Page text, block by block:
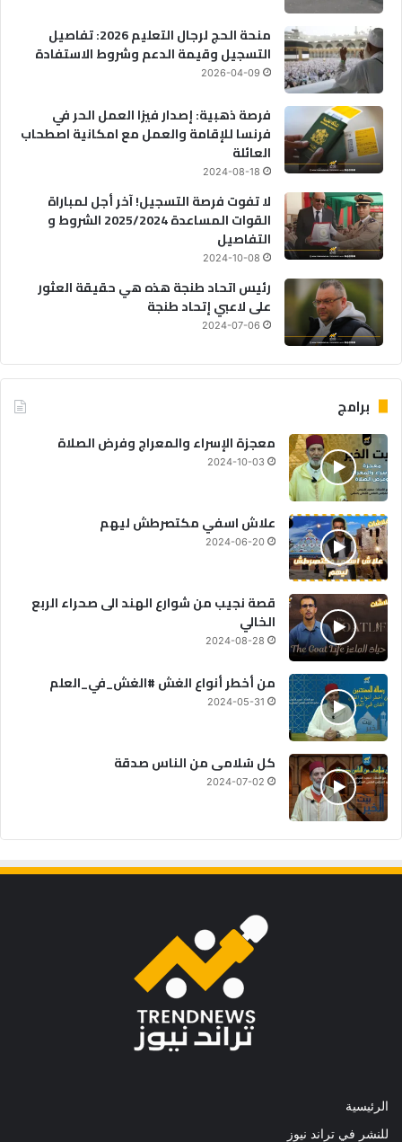
منحة الحج لرجال التعليم 2026: تفاصيل
التسجيل وقيمة الدعم وشروط الاستفادة
2026-04-09
فرصة ذهبية: إصدار فيزا العمل الحر في
فرنسا للإقامة والعمل مع امكانية اصطحاب
العائلة
2024-08-18
لا تفوت فرصة التسجيل! آخر أجل لمباراة
القوات المساعدة 2025/2024 الشروط و
التفاصيل
2024-10-08
رئيس اتحاد طنجة هذه هي حقيقة العثور
على لاعبي إتحاد طنجة
2024-07-06
برامج
معجزة الإسراء والمعراج وفرض الصلاة
2024-10-03
علاش اسفي مكتصرطش ليهم
2024-06-20
قصة نجيب من شوارع الهند الى صحراء الربع
الخالي
2024-08-28
من أخطر أنواع الغش #الغش_في_العلم
2024-05-31
كل سُلامى من الناس صدقة
2024-07-02
الرئيسية
للنشر في تراند نيوز